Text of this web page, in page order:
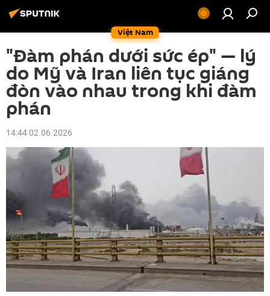
Việt Nam
"Đàm phán dưới sức ép" — lý
do Mỹ và Iran liên tục giáng
đòn vào nhau trong khi đàm
phán
14:44 02.06.2026